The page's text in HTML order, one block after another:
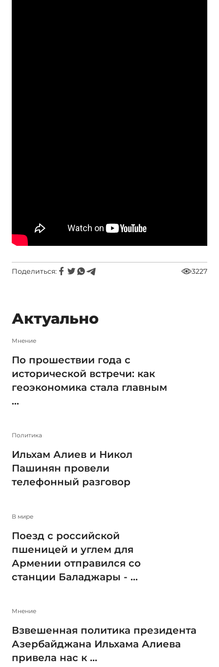
Поделиться: 3227
Актуально
Мнение
По прошествии года с
исторической встречи: как
геоэкономика стала главным
...
Политика
Ильхам Алиев и Никол
Пашинян провели
телефонный разговор
В мире
Поезд с российской
пшеницей и углем для
Армении отправился со
станции Баладжары - ...
Мнение
Взвешенная политика президента
Азербайджана Ильхама Алиева
привела нас к ...